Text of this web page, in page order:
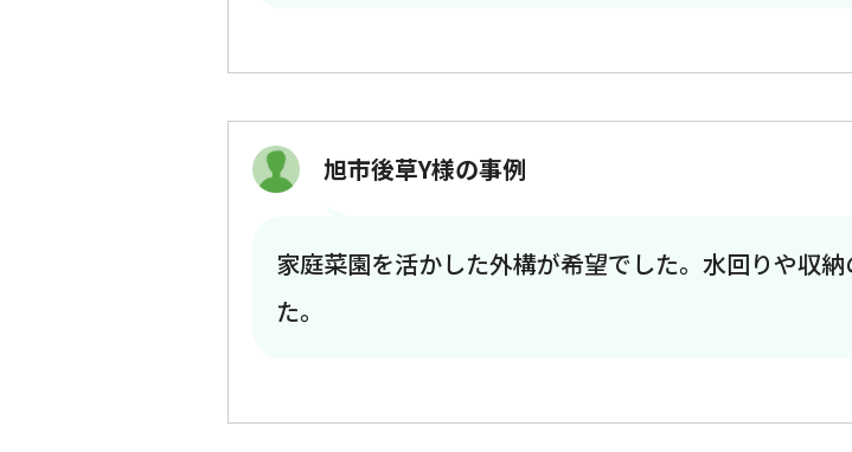
旭市後草Y様の事例
家庭菜園を活かした外構が希望でした。水回りや収
た。